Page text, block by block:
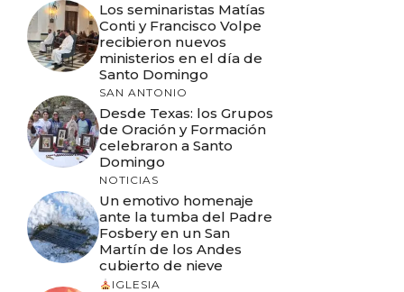
Los seminaristas Matías
Conti y Francisco Volpe
recibieron nuevos
ministerios en el día de
Santo Domingo
SAN ANTONIO
Desde Texas: los Grupos
de Oración y Formación
celebraron a Santo
Domingo
NOTICIAS
Un emotivo homenaje
ante la tumba del Padre
Fosbery en un San
Martín de los Andes
cubierto de nieve
IGLESIA